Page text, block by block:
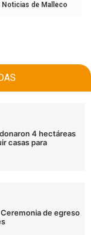
Noticias de Malleco
4 hectáreas
casas para
de egreso